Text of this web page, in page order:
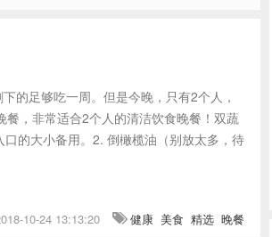
的足够吃一周。但是今晚，只有2个人，
，非常适合2个人的清洁饮食晚餐！双蔬
的大小备用。2. 倒橄榄油（别放太多，待
10-24 13:13:20 健康 美食 精选 晚餐